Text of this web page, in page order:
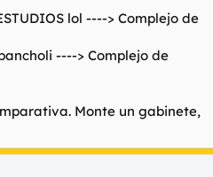
lol ----> Complejo de
----> Complejo de
Monte un gabinete,